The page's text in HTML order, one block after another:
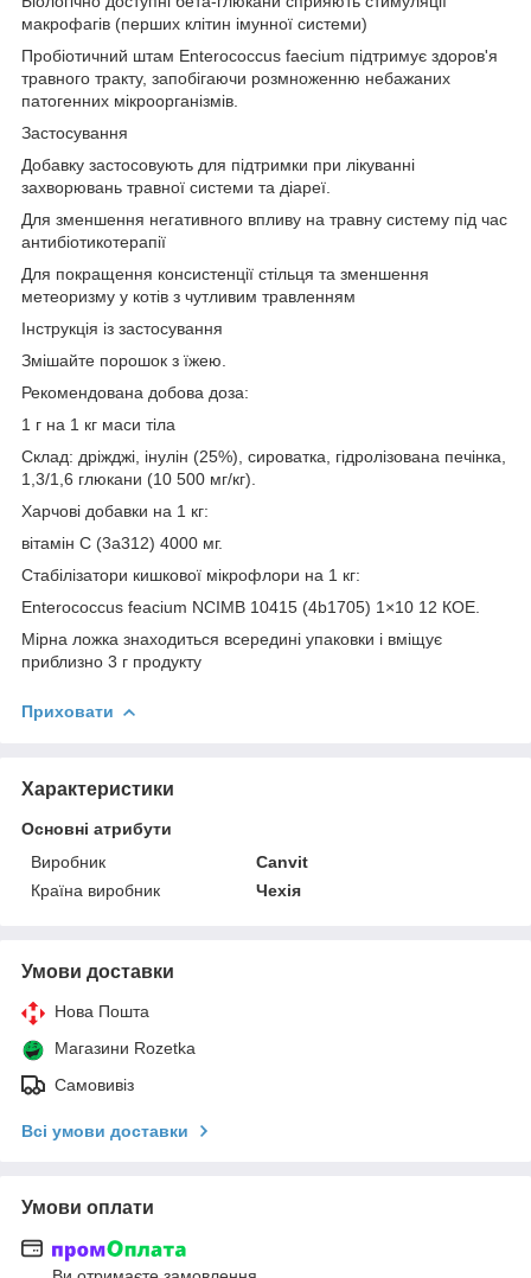
макрофагів (перших клітин імунної системи)
Пробіотичний штам Enterococcus faecium підтримує здоров'я
травного тракту, запобігаючи розмноженню небажаних
патогенних мікроорганізмів.
Застосування
Добавку застосовують для підтримки при лікуванні
захворювань травної системи та діареї.
Для зменшення негативного впливу на травну систему під час
антибіотикотерапії
Для покращення консистенції стільця та зменшення
метеоризму у котів з чутливим травленням
Інструкція із застосування
Змішайте порошок з їжею.
Рекомендована добова доза:
1 г на 1 кг маси тіла
Склад: дріжджі, інулін (25%), сироватка, гідролізована печінка,
1,3/1,6 глюкани (10 500 мг/кг).
Харчові добавки на 1 кг:
вітамін С (3a312) 4000 мг.
Стабілізатори кишкової мікрофлори на 1 кг:
Enterococcus feacium NCIMB 10415 (4b1705) 1×10 12 КОЕ.
Мірна ложка знаходиться всередині упаковки і вміщує
приблизно 3 г продукту
Приховати
Характеристики
Основні атрибути
Виробник
Canvit
Країна виробник
Чехія
Умови доставки
Нова Пошта
Магазини Rozetka
Самовивіз
Всі умови доставки
Умови оплати